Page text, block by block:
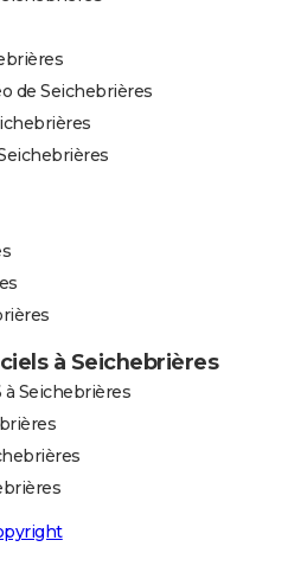
de Seichebrières
à Seichebrières
Seichebrières